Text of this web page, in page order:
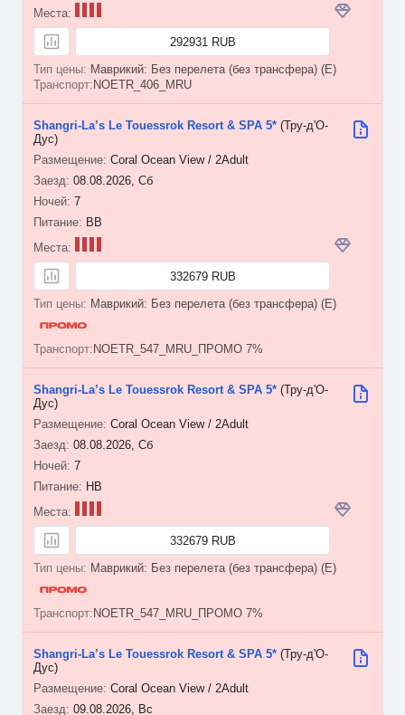
292931 RUB
Маврикий: Без перелета (без трансфера) (E)
NOETR_406_MRU
08.08.2026, Сб
7
Shangri-La’s Le Touessrok Resort & SPA 5* (Тру-д'О-
Дус)
Coral Ocean View / 2Adult
BB
332679 RUB
Маврикий: Без перелета (без трансфера) (E)
NOETR_547_MRU_ПРОМО 7%
08.08.2026, Сб
7
Shangri-La’s Le Touessrok Resort & SPA 5* (Тру-д'О-
Дус)
Coral Ocean View / 2Adult
HB
332679 RUB
Маврикий: Без перелета (без трансфера) (E)
NOETR_547_MRU_ПРОМО 7%
09.08.2026, Вс
Shangri-La’s Le Touessrok Resort & SPA 5* (Тру-д'О-
Дус)
Coral Ocean View / 2Adult